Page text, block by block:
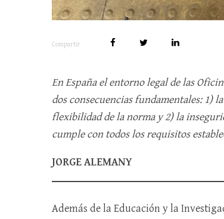
Compartir
En España el entorno legal de las
dos consecuencias fundamentales: 1)
flexibilidad de la norma y 2) la
cumple con todos los requisitos
JORGE ALEMANY
Además de la Educación y la